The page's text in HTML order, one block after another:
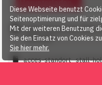
ordre-du-jour-ag-
2025.pdf
acces-standort_stall-
Diese Webseite benutzt
Seitenoptimierung und für
Mit der weiteren Benutzung
Sie den Einsatz von Cookies
Sie hier mehr.